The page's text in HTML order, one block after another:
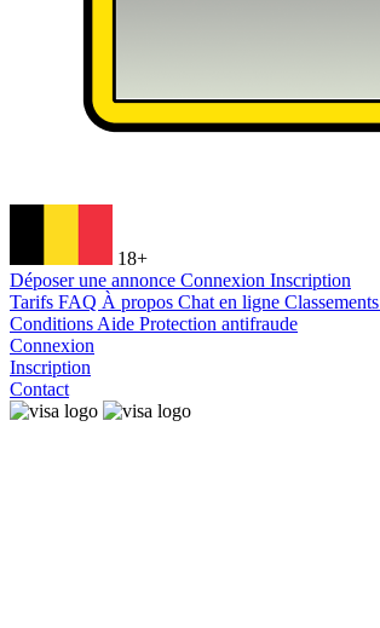
18+
Déposer une annonce Connexion Inscription
Tarifs FAQ À propos Chat en ligne Classements
Conditions Aide Protection antifraude
Connexion
Inscription
Contact